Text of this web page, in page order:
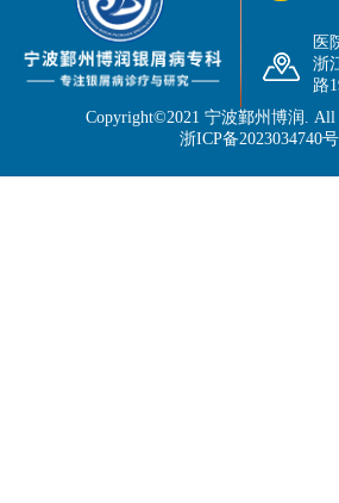
医
浙
路
Copyright©2021 宁波鄞州博润 .
浙ICP备2023034740